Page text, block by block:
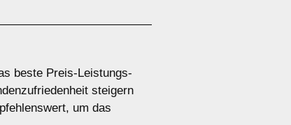
beste Preis-Leistungs-
steigern
um das